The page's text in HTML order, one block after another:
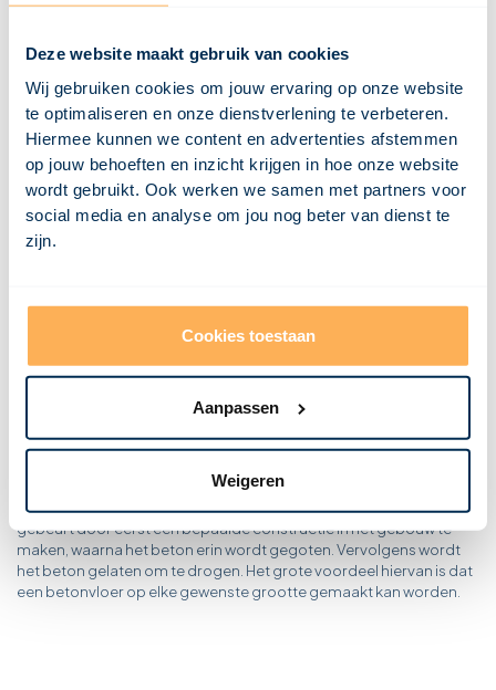
Deze website maakt gebruik van cookies
Wij gebruiken cookies om jouw ervaring op onze website
te optimaliseren en onze dienstverlening te verbeteren.
Hiermee kunnen we content en advertenties afstemmen
op jouw behoeften en inzicht krijgen in hoe onze website
wordt gebruikt. Ook werken we samen met partners voor
social media en analyse om jou nog beter van dienst te
zijn.
Cookies toestaan
Aanpassen
Weigeren
Wat is een dakbeschot?
Wat is dakbedekking?
Wat is een dagkant?
Wat is een CV ketel?
Wat is een constructie?
Wat is condensatie?
Wat is een casettevloer?
Wat is een buitenspouwblad?
Wat is een breedplaatvloer?
Wat is een bovendorpel?
Wat is borstwering?
Wat is een betonvloer?
dat samengesteld is uit een combinatie van cement, water en
toeslagmateriaal, zoals bijvoorbeeld grind.
Een betonvloer wordt ter plaatse op de locatie vervaardigd. Dit
gebeurt door eerst een bepaalde constructie in het gebouw te
maken, waarna het beton erin wordt gegoten. Vervolgens wordt
het beton gelaten om te drogen. Het grote voordeel hiervan is dat
een betonvloer op elke gewenste grootte gemaakt kan worden.